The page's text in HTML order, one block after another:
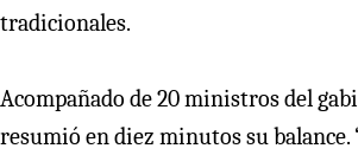
tradicionales.
Acompañado de 20 ministros del
resumió en diez minutos su balance.